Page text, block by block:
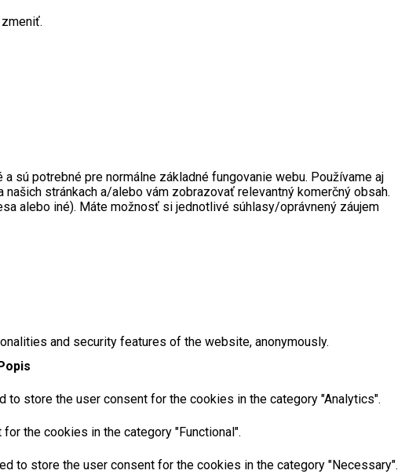
sú potrebné pre normálne základné fungovanie webu. Používame aj
stránkach a/alebo vám zobrazovať relevantný komerčný obsah.
alebo iné). Máte možnosť si jednotlivé súhlasy/oprávnený záujem
and security features of the website, anonymously.
store the user consent for the cookies in the category "Analytics".
the cookies in the category "Functional".
to store the user consent for the cookies in the category "Necessary".